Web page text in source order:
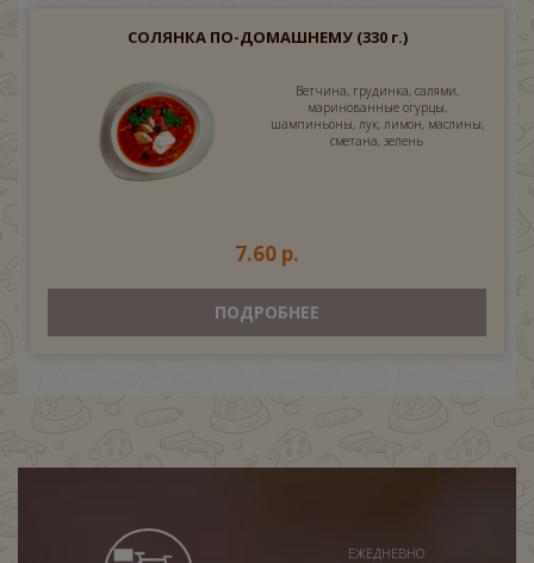
СОЛЯНКА ПО-ДОМАШНЕМУ(330 г.)
Ветчина, грудинка, салями,
маринованные огурцы,
шампиньоны, лук, лимон, маслины,
сметана, зелень
7.60 р.
ПОДРОБНЕЕ
ЕЖЕДНЕВНО